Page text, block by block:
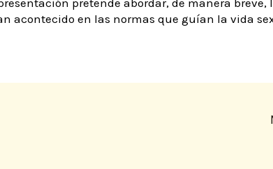
pretende abordar, de manera breve,
acontecido en las normas que guían la vida